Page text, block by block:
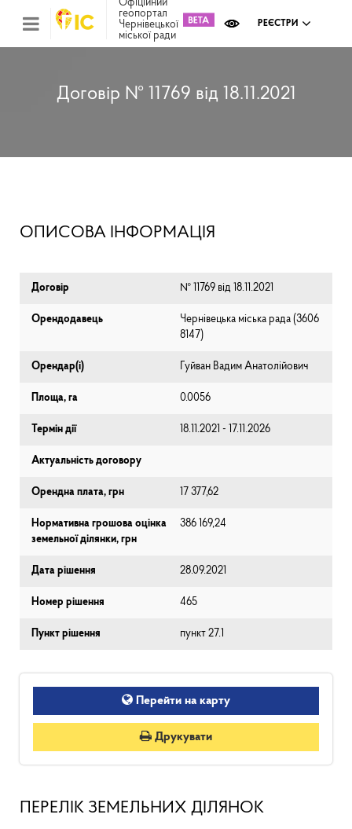
Офіційний
геопортал
Чернівецької
міської ради
РЕЄСТРИ
Договір № 11769 від 18.11.2021
ОПИСОВА ІНФОРМАЦІЯ
Договір № 11769 від 18.11.2021
Орендодавець
Чернівецька міська рада (⁨3606
8147⁩)
Орендар(і) Гуйван Вадим Анатолійович
Площа, га 0.0056
Термін дії 18.11.2021 - 17.11.2026
Актуальність договору
Орендна плата, грн 17 377,62
Нормативна грошова оцінка
земельної ділянки, грн
386 169,24
Дата рішення 28.09.2021
Номер рішення 465
Пункт рішення пункт 27.1
Перейти на карту
Друкувати
ПЕРЕЛІК ЗЕМЕЛЬНИХ ДІЛЯНОК